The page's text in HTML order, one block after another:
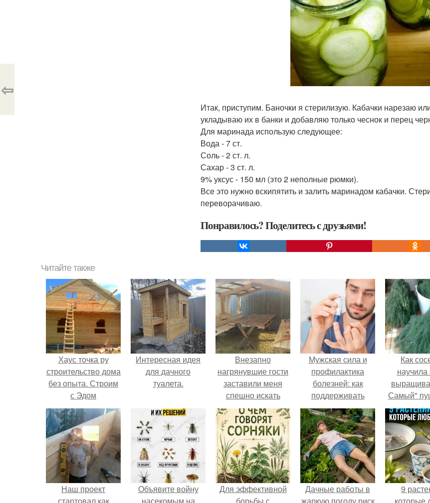
Итак, приступим. Баночки я стерилизую. Кабачки нарезаю
укладываю их в банки и добавляю только чеснок и перец
Для маринада использую следующее:
Вода - 7 ст.
Соль - 2 ст. л.
Сахар - 3 ст. л.
9% уксус - 150 мл (это 2 неполные рюмки).
Все это нужно вскипятить и залить маринадом кабачки.
переворачиваю.
Понравилось? Поделитесь с друзьями!
⇦
Читайте также
Хаус точка ру
строительство дома
без опыта. Строим
с Эдом
Интересная идея
для дачного
туалета.
Внезапно
нагрянувшие гости
заставили меня
спешно искать
решение, так как на
обстоятельный
ремонт времени
катастрофически не
хватало.
Мужская сила и
профилактика
болезней: как
поддерживать
здоровье и энергию
Как
Самый"
Наш проект
Объявите войну
Для эффективной
Дачные работы в
9